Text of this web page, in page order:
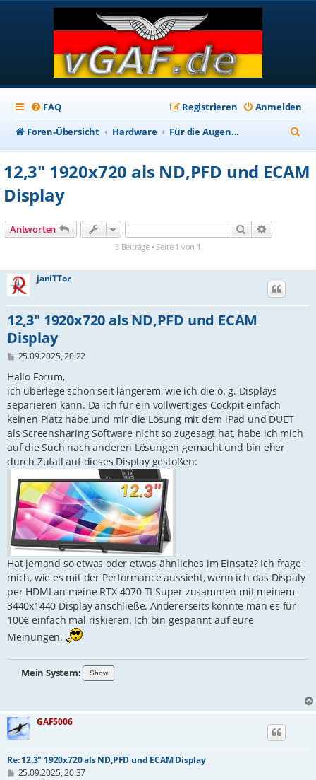
FAQ Anmelden
Registrieren
Foren-Übersicht
Hardware Für die Augen...
u
c
12,3" 1920x720 als ND,PFD und ECAM
Display
Antworten Suche
3 Beiträge • Seite 1 von 1
janiTTor
12,3" 1920x720 als ND,PFD und ECAM
Display
B
i
t
r
a
g
25.09.2025, 20:22
Hallo Forum,
ich überlege schon seit längerem, wie ich die o. g. Displays
separieren kann. Da ich für ein vollwertiges Cockpit einfach
keinen Platz habe und mir die Lösung mit dem iPad und DUET
als Screensharing Software nicht so zugesagt hat, habe ich mich
auf die Such nach anderen Lösungen gemacht und bin eher
durch Zufall auf dieses Display gestoßen:
Hat jemand so etwas oder etwas ähnliches im Einsatz? Ich frage
mich, wie es mit der Performance aussieht, wenn ich das Dispaly
per HDMI an meine RTX 4070 TI Super zusammen mit meinem
3440x1440 Display anschließe. Andererseits könnte man es für
100€ einfach mal riskieren. Ich bin gespannt auf eure
Meinungen.
Mein System:
GAF5006
Re: 12,3" 1920x720 als ND,PFD und ECAM Display
B
25.09.2025, 20:37